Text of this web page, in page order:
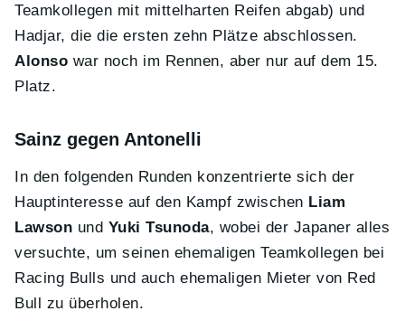
Teamkollegen mit mittelharten Reifen abgab) und
Hadjar, die die ersten zehn Plätze abschlossen.
Alonso war noch im Rennen, aber nur auf dem 15.
Platz.
Sainz gegen Antonelli
In den folgenden Runden konzentrierte sich der
Hauptinteresse auf den Kampf zwischen Liam
Lawson und Yuki Tsunoda, wobei der Japaner alles
versuchte, um seinen ehemaligen Teamkollegen bei
Racing Bulls und auch ehemaligen Mieter von Red
Bull zu überholen.